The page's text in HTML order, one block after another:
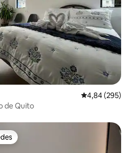
4,84 de uma
4,84 (295)
de Quito
dos hóspedes